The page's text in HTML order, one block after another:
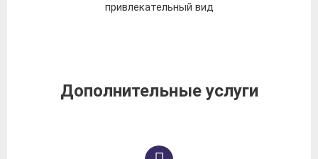
привлекательный вид
Дополнительные услуги